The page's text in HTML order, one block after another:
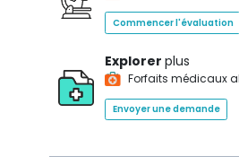
Commencer l'évaluation
Explorer plus
Forfaits médicaux
Envoyer une demande